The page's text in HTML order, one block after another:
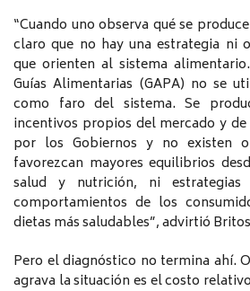
“Cuando uno observa qué se
claro que no hay una estrategia ni
que orienten al sistema
Guías Alimentarias (GAPA) no se
como faro del sistema. Se
incentivos propios del mercado y
por los Gobiernos y no existen
favorezcan mayores equilibrios
salud y nutrición, ni estrategias
comportamientos de los
dietas más saludables”, advirtió
Pero el diagnóstico no termina ahí.
agrava la situación es el costo